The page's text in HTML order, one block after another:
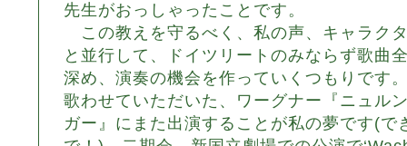
先生がおっしゃったことです。
この教えを守るべく、私の声、キャラク
と並行して、ドイツリートのみならず歌曲
深め、演奏の機会を作っていくつもりです
歌わせていただいた、ワーグナー『ニュル
ガー』にまた出演することが私の夢です(で